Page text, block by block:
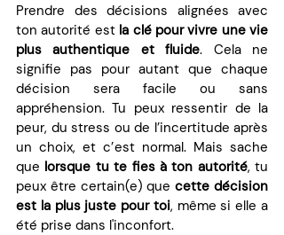
Prendre des décisions alignées avec
ton autorité est la clé pour vivre une vie
plus authentique et fluide. Cela ne
signifie pas pour autant que chaque
décision sera facile ou sans
appréhension. Tu peux ressentir de la
peur, du stress ou de l’incertitude après
un choix, et c’est normal. Mais sache
que lorsque tu te fies à ton autorité, tu
peux être certain(e) que cette décision
est la plus juste pour toi, même si elle a
été prise dans l'inconfort.